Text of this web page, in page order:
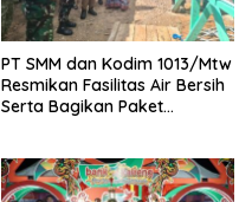
PT SMM dan Kodim 1013/Mtw
Resmikan Fasilitas Air Bersih
Serta Bagikan Paket